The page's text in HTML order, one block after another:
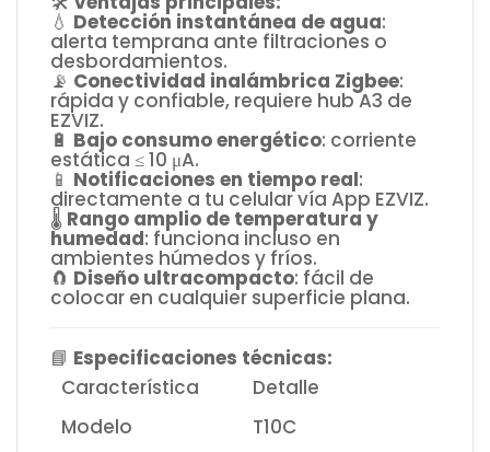
💧 Detección instantánea de agua:
alerta temprana ante filtraciones o
desbordamientos.
📡 Conectividad inalámbrica Zigbee:
rápida y confiable, requiere hub A3 de
EZVIZ.
🔋 Bajo consumo energético: corriente
estática ≤ 10 μA.
📱 Notificaciones en tiempo real:
directamente a tu celular vía App EZVIZ.
🌡️ Rango amplio de temperatura y
humedad: funciona incluso en
ambientes húmedos y fríos.
🧲 Diseño ultracompacto: fácil de
colocar en cualquier superficie plana.
📘 Especificaciones técnicas:
Característica
Detalle
Modelo
T10C